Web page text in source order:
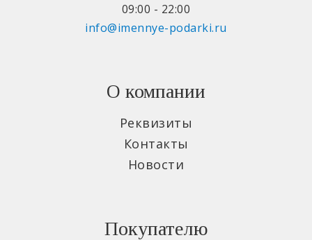
09:00 - 22:00
info@imennye-podarki.ru
О компании
Реквизиты
Контакты
Новости
Покупателю